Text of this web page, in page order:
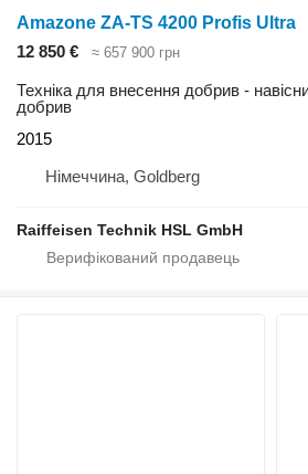
Amazone ZA-TS 4200 Profis Ultra
12 850 €
≈ 657 900 грн
Техніка для внесення добрив -
добрив
2015
Німеччина, Goldberg
Raiffeisen Technik HSL GmbH